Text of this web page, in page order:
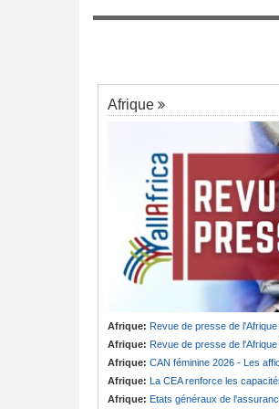
Afrique
Afrique: Revue de presse de
Afrique: Revue de presse de
Afrique: CAN féminine 2026 - Les
Afrique: La CEA renforce les capacités
Afrique: Etats généraux de
de Biya - Le
7
des poursuites